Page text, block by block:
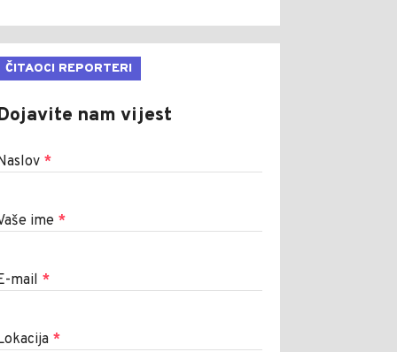
ČITAOCI REPORTERI
nam vijest
*
ime *
mail *
*